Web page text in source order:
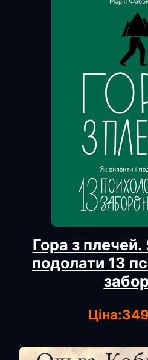
Гора з плечей.
подолати 13
Ціна: